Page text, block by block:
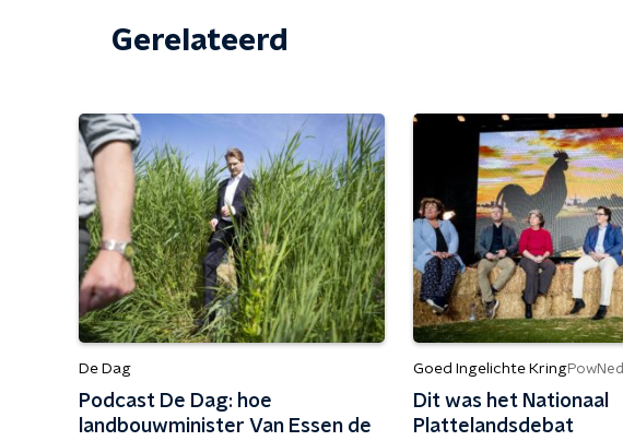
Gerelateerd
De Dag
Podcast De Dag: hoe
landbouwminister Van Essen de
Goed Ingelichte KringPowNed
Dit was het Nationaal
Plattelandsdebat